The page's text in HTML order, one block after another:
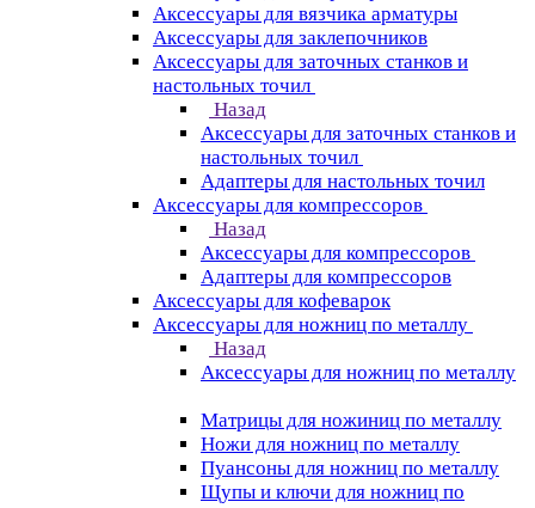
Аксессуары для вязчика арматуры
Аксессуары для заклепочников
Аксессуары для заточных станков и
настольных точил
Назад
Аксессуары для заточных станков и
настольных точил
Адаптеры для настольных точил
Аксессуары для компрессоров
Назад
Аксессуары для компрессоров
Адаптеры для компрессоров
Аксессуары для кофеварок
Аксессуары для ножниц по металлу
Назад
Аксессуары для ножниц по металлу
Матрицы для ножиниц по металлу
Ножи для ножниц по металлу
Пуансоны для ножниц по металлу
Щупы и ключи для ножниц по